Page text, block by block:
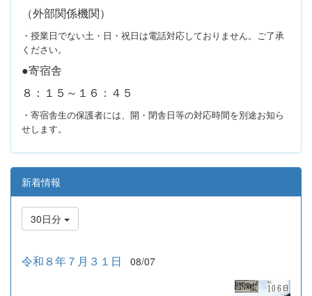
（外部関係機関）
・授業日でない土・日・祝日は電話対応しておりません。ご了承
ください。
●寄宿舎
８：１５～１６：４５
・寄宿舎生の保護者には、開・閉舎日等の対応時間を別途お知ら
せします。
新着情報
30日分
令和８年７月３１日 08/07